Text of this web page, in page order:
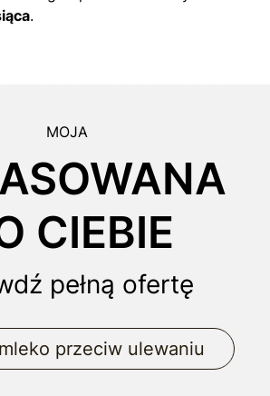
.
MOJA
CIEBIE
pełną ofertę
przeciw ulewaniu